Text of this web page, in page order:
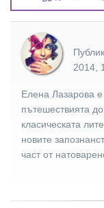
2014,
Елена Лазарова
пътешествията
класическата
новите
част от